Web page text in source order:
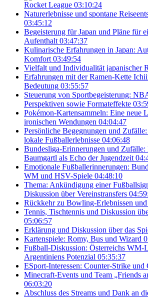
Rocket League 03:10:24
Naturerlebnisse und spontane
03:45:12
Begeisterung für Japan und Pläne für
Aufenthalt 03:47:37
Kulinarische Erfahrungen in Japan:
Komfort 03:49:54
Vielfalt und Individualität japanischer
Erfahrungen mit der Ramen-Kette
Bedeutung 03:55:57
Steuerung von Sportbegeisterung:
Perspektiven sowie Formateffekte
Pokémon-Kartensammeln: Eine neue
ironischen Wendungen 04:04:47
Persönliche Begegnungen und
lokale Fußballerlebnisse 04:06:48
Bundesliga-Erinnerungen und
Baumgartl als Echo der Jugendzeit
Emotionale Fußballerinnerungen:
WM und HSV-Spiele 04:48:10
Thema: Ankündigung einer
Diskussion über Vereinstransfers
Rückkehr zu Bowling-Erlebnissen
Tennis, Tischtennis und Diskussion
05:06:57
Erklärung und Diskussion über das
Kartenspiele: Romy, Bus und Wizard
Fußball-Diskussion: Österreichs WM-
Argentiniens Potenzial 05:35:37
ESport-Interessen: Counter-Strike und
Minecraft-Events und Team „Friends
06:03:20
Abschluss des Streams und Dank an